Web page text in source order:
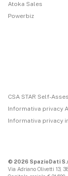
Atoka Sales
Powerbiz
CSA STAR Self-
Informativa privacy
Informativa privacy
© 2026 SpazioDati
Via Adriano Olivetti 13,